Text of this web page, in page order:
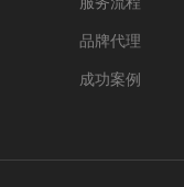
品牌代理
成功案例